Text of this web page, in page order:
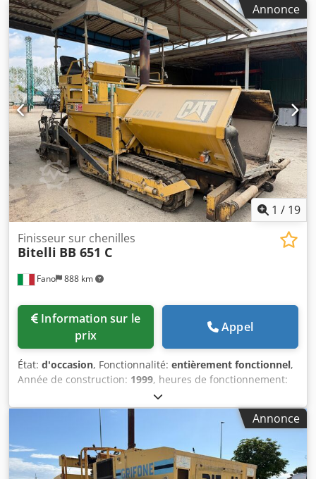
Annonce
1 / 19
Fano 888 km
Finisseur sur chenilles
Bitelli BB 651 C
prix
Appel
État: d'occasion, Fonctionnalité: entièrement fonctionnel,
Année de construction: 1999, heures de fonctionnement:
, Finisseur à chenilles Bitelli CAT BB 651 C Année
1999 Poids total en charge : 14 500 kg Type de moteur :
Deutz F5L 912 Dsdozr Ezzopfx Acljkr Heures de travail : 142
Bon état général NOUS ÉTUDIONS LES REPRISES DE
VÉHICULES TOUTES MARQUES, MAN, MERCEDES, DAF,
RENAULT, VOLVO, SCANIA, AVEC ÉQUIPEMENT CIFA,
Annonce